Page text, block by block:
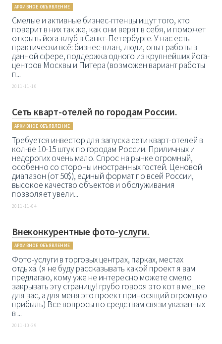
АРХИВНОЕ ОБЪЯВЛЕНИЕ
Смелые и активные бизнес-птенцы ищут того, кто
поверит в них так же, как они верят в себя, и поможет
открыть йога-клуб в Санкт-Петербурге. У нас есть
практически всё: бизнес-план, люди, опыт работы в
данной сфере, поддержка одного из крупнейших йога-
центров Москвы и Питера (возможен вариант работы
п...
2011-11-10
Сеть кварт-отелей по городам России.
АРХИВНОЕ ОБЪЯВЛЕНИЕ
Требуется инвестор для запуска сети кварт-отелей в
кол-ве 10-15 штук по городам России. Приличных и
недорогих очень мало. Спрос на рынке огромный,
особенно со стороны иностранных гостей. Ценовой
диапазон (от 50$), единый формат по всей России,
высокое качество объектов и обслуживания
позволяет увели...
2011-11-04
Внеконкурентные фото-услуги.
АРХИВНОЕ ОБЪЯВЛЕНИЕ
Фото-услуги в торговых центрах, парках, местах
отдыха. (я не буду рассказывать какой проект я вам
предлагаю, кому уже не интересно можете смело
закрывать эту страницу! грубо говоря это кот в мешке
для вас, а для меня это проект приносящий огромную
прибыль) Все вопросы по средствам связи указанных
в ...
2011-10-29